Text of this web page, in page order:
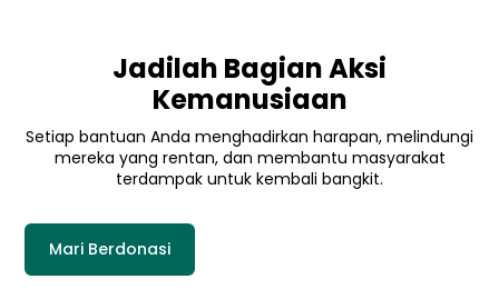
Jadilah Bagian Aksi
Kemanusiaan
Setiap bantuan Anda menghadirkan harapan, melindungi
mereka yang rentan, dan membantu masyarakat
terdampak untuk kembali bangkit.
Mari Berdonasi